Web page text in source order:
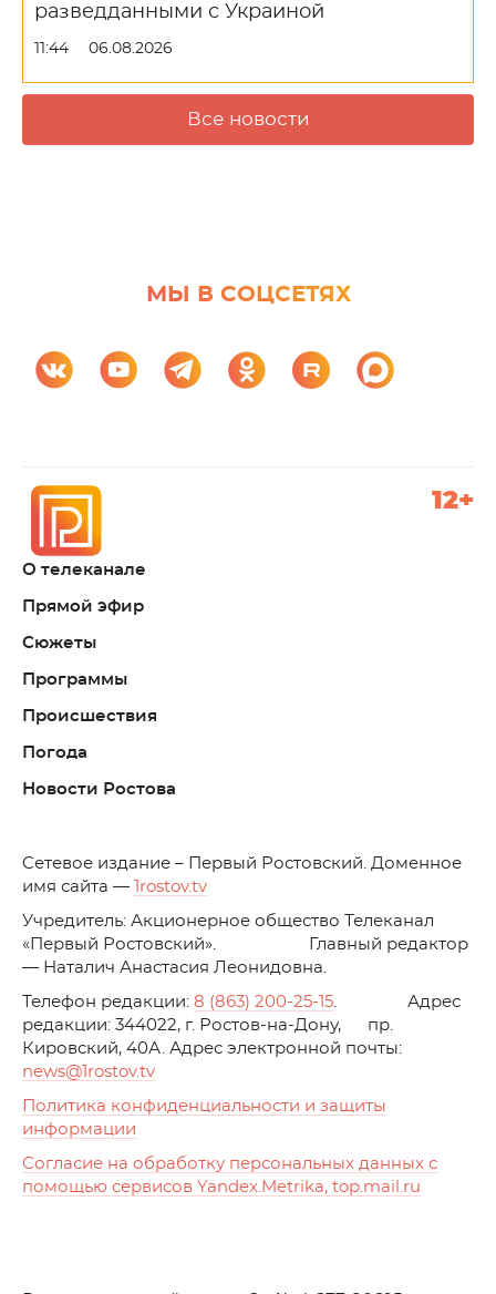
разведданными с Украиной
11:44 06.08.2026
Все новости
МЫ В СОЦСЕТЯХ
О телеканале
Прямой эфир
Сюжеты
Программы
Происшествия
Погода
Новости Ростова
12+
Cетевое издание – Первый Ростовский. Доменное
имя сайта —
1rostov.tv
Учредитель: Акционерное общество Телеканал
«Первый Ростовский». Главный редактор
— Наталич Анастасия Леонидовна.
Телефон редакции: 8 (863) 200-25-15. Адрес
редакции: 344022, г. Ростов-на-Дону, пр.
Кировский, 40А. Адрес электронной почты:
news@1rostov.tv
Политика конфиденциальности и защиты
информации
Согласие на обработку персональных данных с
помощью сервисов Yandex.Metrika, top.mail.ru